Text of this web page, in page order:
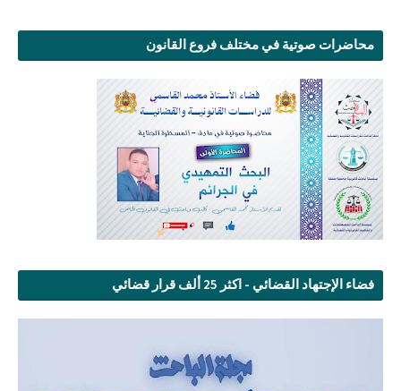
محاضرات صوتية في مختلف فروع القانون
فضاء الإجتهاد القضائي - اكثر 25 ألف قرار قضائي